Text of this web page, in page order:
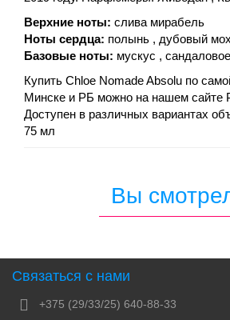
Верхние ноты: слива мирабель
Ноты сердца: полынь , дубовый мох
Базовые ноты: мускус ,
Купить Chloe Nomade Absolu по
Минске и РБ можно на нашем сайте
Доступен в различных вариантах
75 мл
Вы
Связаться с нами
+375 (29/33/25) 640-88-33